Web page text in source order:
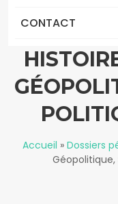
CONTACT
Accueil » Dossiers
Géopolitique,